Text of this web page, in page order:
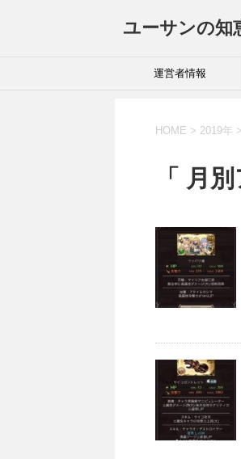
ユーサンの知
運営者情報
HOME > 2019年 >
「 月